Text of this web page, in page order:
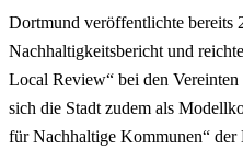
Dortmund veröffentlichte bereits
Nachhaltigkeitsbericht und
Local Review“ bei den
sich die Stadt zudem als
für Nachhaltige Kommunen“ der